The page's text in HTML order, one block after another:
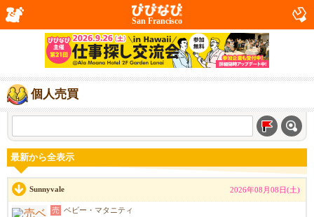
San Francisco
個人売買
最新から全表示
Sunnyvale 2026年08月08日(土)
売 ベビー・マタニティ